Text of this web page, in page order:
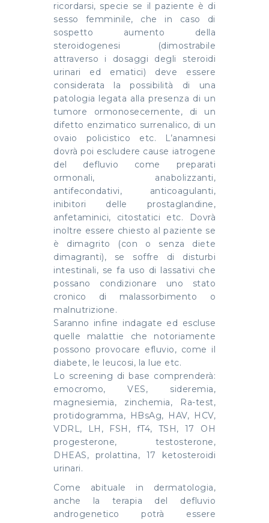
ricordarsi, specie se il paziente è di
sesso femminile, che in caso di
sospetto aumento della
steroidogenesi (dimostrabile
attraverso i dosaggi degli steroidi
urinari ed ematici) deve essere
considerata la possibilità di una
patologia legata alla presenza di un
tumore ormonosecernente, di un
difetto enzimatico surrenalico, di un
ovaio policistico etc. L’anamnesi
dovrà poi escludere cause iatrogene
del defluvio come preparati
ormonali, anabolizzanti,
antifecondativi, anticoagulanti,
inibitori delle prostaglandine,
anfetaminici, citostatici etc. Dovrà
inoltre essere chiesto al paziente se
è dimagrito (con o senza diete
dimagranti), se soffre di disturbi
intestinali, se fa uso di lassativi che
possano condizionare uno stato
cronico di malassorbimento o
malnutrizione.
Saranno infine indagate ed escluse
quelle malattie che notoriamente
possono provocare efluvio, come il
diabete, le leucosi, la lue etc.
Lo screening di base comprenderà:
emocromo, VES, sideremia,
magnesiemia, zinchemia, Ra-test,
protidogramma, HBsAg, HAV, HCV,
VDRL, LH, FSH, fT4, TSH, 17 OH
progesterone, testosterone,
DHEAS, prolattina, 17 ketosteroidi
urinari.
Come abituale in dermatologia,
anche la terapia del defluvio
androgenetico potrà essere